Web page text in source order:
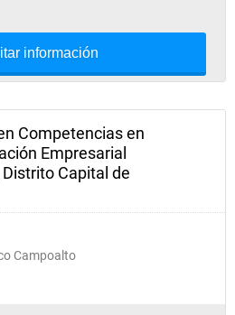
información
Competencias en
Empresarial
Capital de
Campoalto